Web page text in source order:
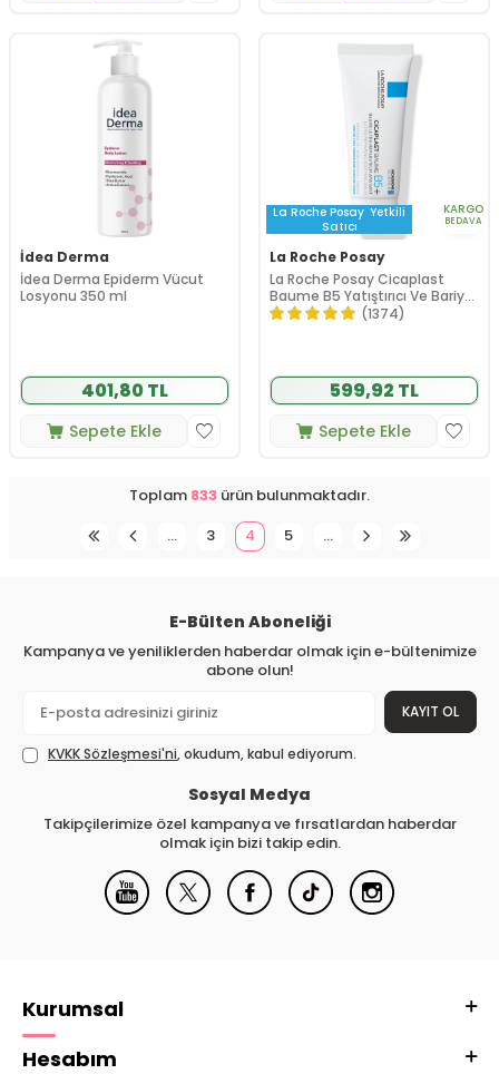
İdea Derma
İdea Derma Epiderm Vücut
Losyonu 350 ml
401,80 TL
Sepete Ekle
La Roche Posay Yetkili
Satıcı
KARGO
BEDAVA
La Roche Posay
La Roche Posay Cicaplast
Baume B5 Yatıştırıcı Ve Bariyer
Onarıcı Bakım Kremi 40 ml
(1374)
599,92 TL
Sepete Ekle
Toplam 833 ürün bulunmaktadır.
…
3 4 5 …
E-Bülten Aboneliği
Kampanya ve yeniliklerden haberdar olmak için e-bültenimize
abone olun!
KAYIT OL
KVKK Sözleşmesi'ni, okudum, kabul ediyorum.
Sosyal Medya
Takipçilerimize özel kampanya ve fırsatlardan haberdar
olmak için bizi takip edin.
Kurumsal
Hesabım